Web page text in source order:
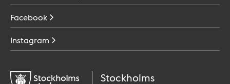
Facebook
Instagram
Stockholms